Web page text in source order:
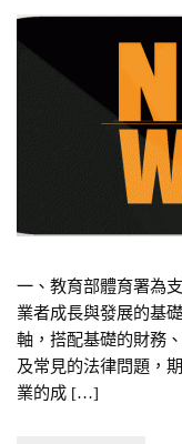
一、教育部體育署為
業者成長與發展的基
軸，搭配基礎的財務
及常見的法律問題，
業的成 […]